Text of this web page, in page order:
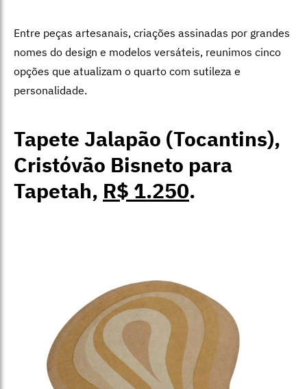
Entre peças artesanais, criações assinadas por grandes
nomes do design e modelos versáteis, reunimos cinco
opções que atualizam o quarto com sutileza e
personalidade.
Tapete Jalapão (Tocantins),
Cristóvão Bisneto para
Tapetah, R$ 1.250.